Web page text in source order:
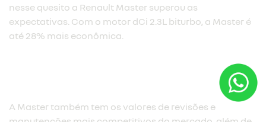
nesse quesito a Renault Master superou as
expectativas. Com o motor dCi 2.3L biturbo, a Master é
até 28% mais econômica.​
A Master também tem os valores de revisões e